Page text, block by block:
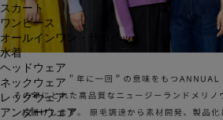
スカート
ワンピース
オールインワン・サロペット
水着
ヘッドウェア
ネックウェア
レッグウェア
アンダーウェア